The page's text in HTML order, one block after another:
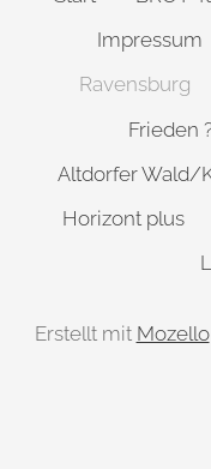
Impressum
Ravensburg
Frieden
Altdorfer Wald/
Horizont plus
Erstellt mit Mozello